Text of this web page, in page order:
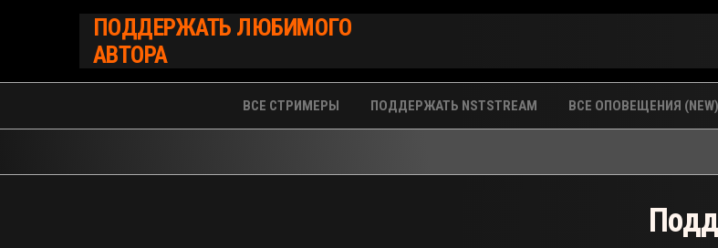
содержимому
ПОДДЕРЖАТЬ ЛЮБИМОГО
АВТОРА
ВСЕ СТРИМЕРЫ ПОДДЕРЖАТЬ NSTSTREAM ВСЕ ОПОВЕЩЕНИЯ (NEW)